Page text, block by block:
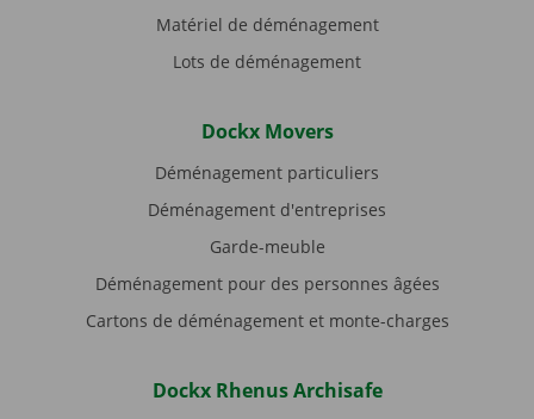
Matériel de déménagement
Lots de déménagement
Dockx Movers
Déménagement particuliers
Déménagement d'entreprises
Garde-meuble
Déménagement pour des personnes âgées
Cartons de déménagement et monte-charges
Dockx Rhenus Archisafe